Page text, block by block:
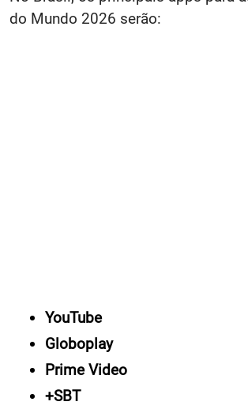
do Mundo 2026 serão:
YouTube
Globoplay
Prime Video
+SBT